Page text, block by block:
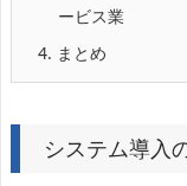
ービス業
4. まとめ
システム導入